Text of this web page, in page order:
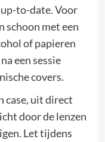
to-date. Voor
schoon met een
of papieren
een sessie
covers.
case, uit direct
door de lenzen
Let tijdens